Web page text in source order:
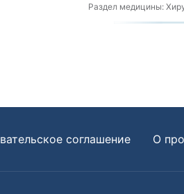
Раздел медицины:
соглашение О